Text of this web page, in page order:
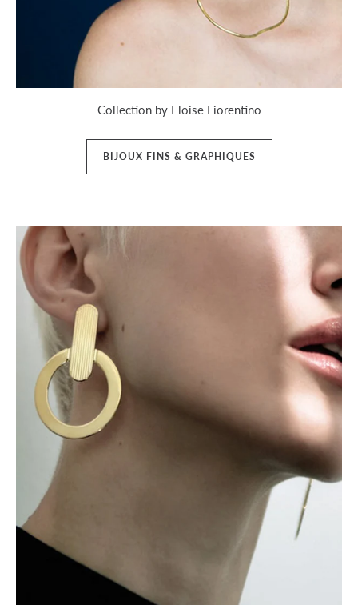
Collection by Eloise Fiorentino
BIJOUX FINS & GRAPHIQUES